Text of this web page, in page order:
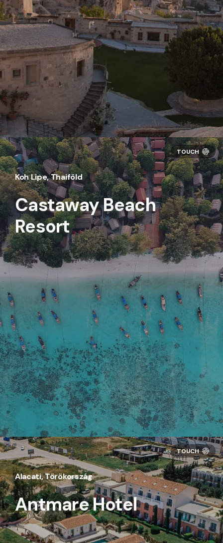
Koh Lipe, Thaiföld
Castaway Beach
Resort
Alacati, Törökország
Antmare Hotel